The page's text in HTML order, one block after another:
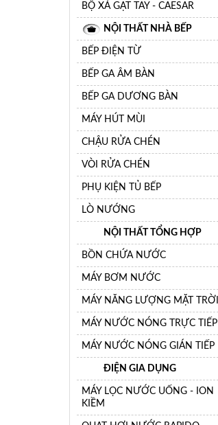
BỘ XẢ GẠT TAY - CAESAR
NỘI THẤT NHÀ BẾP
BẾP ĐIỆN TỪ
BẾP GA ÂM BÀN
BẾP GA DƯƠNG BÀN
MÁY HÚT MÙI
CHẬU RỬA CHÉN
VÒI RỬA CHÉN
PHỤ KIỆN TỦ BẾP
LÒ NƯỚNG
NỘI THẤT TỔNG HỢP
BỒN CHỨA NƯỚC
MÁY BƠM NƯỚC
MÁY NĂNG LƯỢNG MẶT TRỜI
MÁY NƯỚC NÓNG TRỰC TIẾP
MÁY NƯỚC NÓNG GIÁN TIẾP
ĐIỆN GIA DỤNG
MÁY LỌC NƯỚC UỐNG - ION
KIỀM